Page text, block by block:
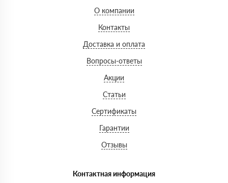
О компании
Контакты
Доставка и оплата
Вопросы-ответы
Акции
Статьи
Сертификаты
Гарантии
Отзывы
Контактная информация